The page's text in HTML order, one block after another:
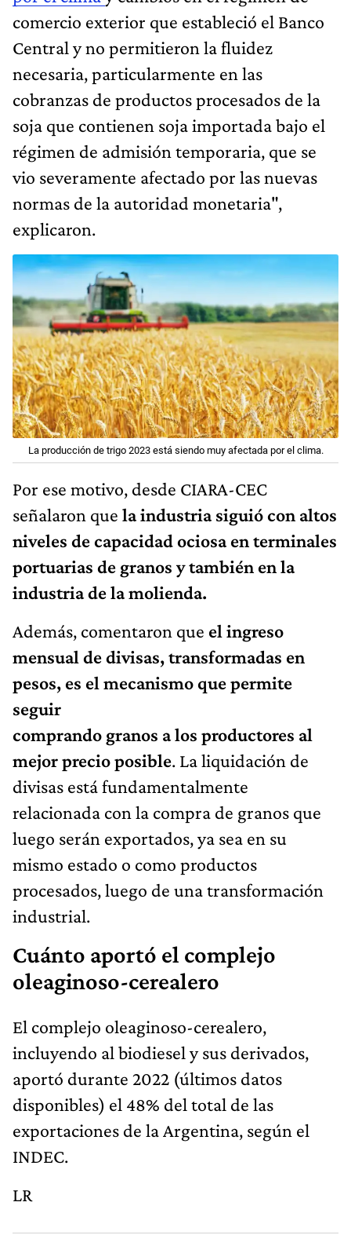
comercio exterior que estableció el Banco
Central y no permitieron la fluidez
necesaria, particularmente en las
cobranzas de productos procesados de la
soja que contienen soja importada bajo el
régimen de admisión temporaria, que se
vio severamente afectado por las nuevas
normas de la autoridad monetaria",
explicaron.
La producción de trigo 2023 está siendo muy afectada por el clima.
Por ese motivo, desde CIARA-CEC
señalaron que la industria siguió con altos
niveles de capacidad ociosa en terminales
portuarias de granos y también en la
industria de la molienda.
Además, comentaron que el ingreso
mensual de divisas, transformadas en
pesos, es el mecanismo que permite
seguir
comprando granos a los productores al
mejor precio posible. La liquidación de
divisas está fundamentalmente
relacionada con la compra de granos que
luego serán exportados, ya sea en su
mismo estado o como productos
procesados, luego de una transformación
industrial.
Cuánto aportó el complejo
oleaginoso-cerealero
El complejo oleaginoso-cerealero,
incluyendo al biodiesel y sus derivados,
aportó durante 2022 (últimos datos
disponibles) el 48% del total de las
exportaciones de la Argentina, según el
INDEC.
LR